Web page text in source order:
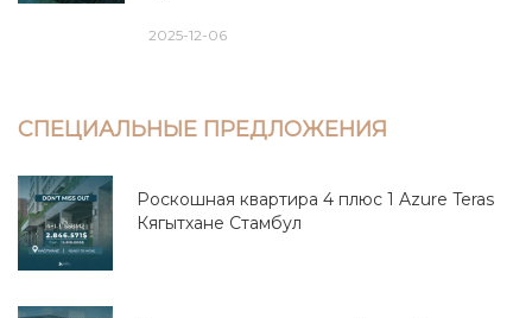
2025-12-06
СПЕЦИАЛЬНЫЕ ПРЕДЛОЖЕНИЯ
Роскошная квартира 4 плюс 1 Azure Teras
Кягытхане Стамбул